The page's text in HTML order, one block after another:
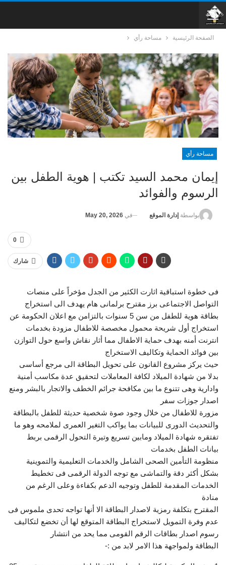
الصفحة الرئيسية مساحة رأي
مساحة رأي
إيمان محمد السيد تكتب | هوية الطفل بين
الرسوم والفوائد
بواسطة إدارة الموقع في May 20, 2026
0
شارك
فى خطوة استباقية اثارت الكثير من الجدل مؤخراً على منصات
التواصل الاجتماعى برز مقترح برلمانى هام يهدف الى استخراج
بطاقة هوية للطفل من سن 5 سنوات بالتزامن مع اعلان الحكومة عن
استخراج أول شريحة محمول مخصصة للاطفال مزودة بخدمات
انترنت أمنه بهدف حماية الاطفال مما أثار نقاش واسع حول التوازن
بين فوائد الحماية وتكاليف الاستخراج
حيث يركز مشروع القانون على تحويل البطاقة الى مرجع أساسى
بدلا من شهادة الميلاد لكافة المعاملات لتحقيق عدة مكاسب أمنية
وادارية وهى تتنوع ما بين مكافحة جرائم الخطف والاتجار بالبشر ومنع
اصدار جوزات سفر
مزورة للاطفال من خلال وجود صوة شخصية حديثة للطفل بالبطاقة
والتحديث الدورى للبيانات بما يواكب التغير العمرى لملامحه وهو ما
تفتقره شهادة الميلاد ومابين تسريع وتيرة التحول الرقمى بربط
بيانات الطفل بخدمات
منظومة التأمين الصحى الشامل والخدمات التعليمية والتموينية
بشكل أكثر دقة والتماشى مع توجه الدولة الرقمى فى تخطيط
الخدمات المقدمة للطفل وتوجيه الدعم بكفاءة وعلى الرغم من
منادة
المقترح بتكلفة رمزية لاصدار البطاقة الا أنها تواجه تحدى ملموس فى
عدم وفرة التمويل لاستخراج البطاقة المتوقع لها أن تخضع لتكاليف
رسوم اصدار بطاقات الرقم القومى مما يحد من انتشار
البطاقة ولمواجهة هذا الامر لابد من :-